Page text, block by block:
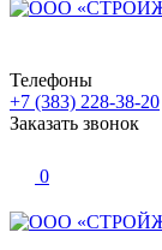
Телефоны
+7 (383) 228-38-20
Заказать звонок
0